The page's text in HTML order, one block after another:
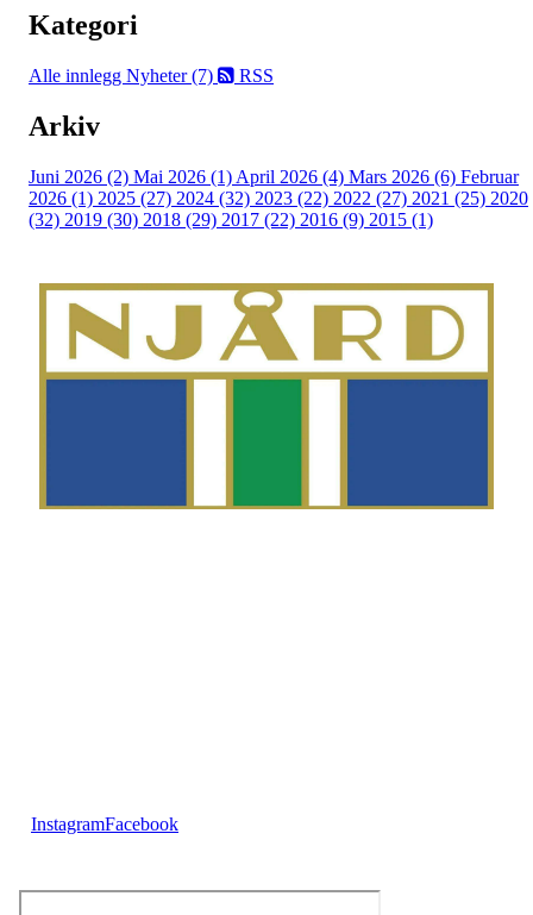
Kategori
Alle innlegg Nyheter (7) RSS
Arkiv
Juni 2026 (2) Mai 2026 (1) April 2026 (4) Mars 2026 (6) Februar
2026 (1) 2025 (27) 2024 (32) 2023 (22) 2022 (27) 2021 (25) 2020
(32) 2019 (30) 2018 (29) 2017 (22) 2016 (9) 2015 (1)
InstagramFacebook